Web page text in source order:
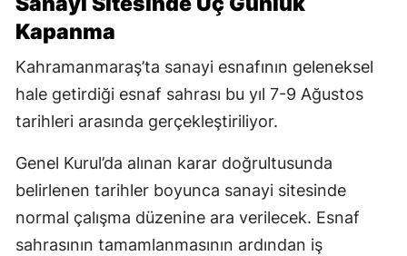
Kapanma
Kahramanmaraş’ta sanayi esnafının geleneksel
hale getirdiği esnaf sahrası bu yıl 7-9 Ağustos
tarihleri arasında gerçekleştiriliyor.
Genel Kurul’da alınan karar doğrultusunda
belirlenen tarihler boyunca sanayi sitesinde
normal çalışma düzenine ara verilecek. Esnaf
sahrasının tamamlanmasının ardından iş